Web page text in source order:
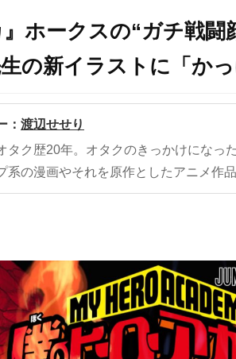
』ホークスの“ガチ戦闘
の新イラストに「か
： 渡辺せせり
タク歴20年。オタクのきっかけになっ
系の漫画やそれを原作としたアニメ作品